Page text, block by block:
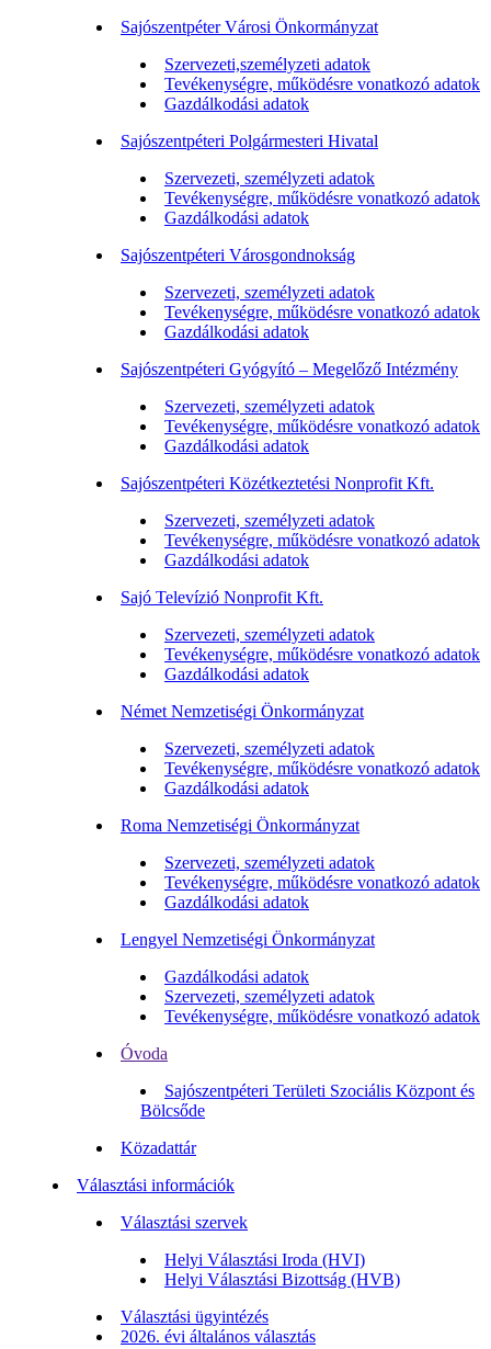
Sajószentpéter Városi Önkormányzat
Szervezeti,személyzeti adatok
Tevékenységre, működésre vonatkozó adatok
Gazdálkodási adatok
Sajószentpéteri Polgármesteri Hivatal
Szervezeti, személyzeti adatok
Tevékenységre, működésre vonatkozó adatok
Gazdálkodási adatok
Sajószentpéteri Városgondnokság
Szervezeti, személyzeti adatok
Tevékenységre, működésre vonatkozó adatok
Gazdálkodási adatok
Sajószentpéteri Gyógyító – Megelőző Intézmény
Szervezeti, személyzeti adatok
Tevékenységre, működésre vonatkozó adatok
Gazdálkodási adatok
Sajószentpéteri Közétkeztetési Nonprofit Kft.
Szervezeti, személyzeti adatok
Tevékenységre, működésre vonatkozó adatok
Gazdálkodási adatok
Sajó Televízió Nonprofit Kft.
Szervezeti, személyzeti adatok
Tevékenységre, működésre vonatkozó adatok
Gazdálkodási adatok
Német Nemzetiségi Önkormányzat
Szervezeti, személyzeti adatok
Tevékenységre, működésre vonatkozó adatok
Gazdálkodási adatok
Roma Nemzetiségi Önkormányzat
Szervezeti, személyzeti adatok
Tevékenységre, működésre vonatkozó adatok
Gazdálkodási adatok
Lengyel Nemzetiségi Önkormányzat
Gazdálkodási adatok
Szervezeti, személyzeti adatok
Tevékenységre, működésre vonatkozó adatok
Óvoda
Sajószentpéteri Területi Szociális Központ és
Bölcsőde
Közadattár
Választási információk
Választási szervek
Helyi Választási Iroda (HVI)
Helyi Választási Bizottság (HVB)
Választási ügyintézés
2026. évi általános választás